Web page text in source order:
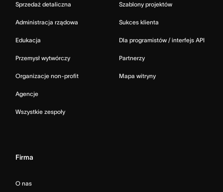
Sprzedaż detaliczna
Administracja rządowa
Edukacja
Przemysł wytwórczy
Organizacje non-profit
Agencje
Wszystkie zespoły
Szablony projektów
Sukces klienta
Dla programistów / interfejs API
Partnerzy
Mapa witryny
Firma
O nas